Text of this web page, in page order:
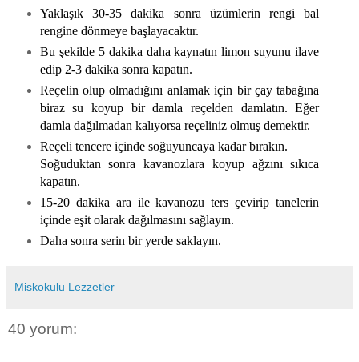
Yaklaşık 30-35 dakika sonra üzümlerin rengi bal
rengine dönmeye başlayacaktır.
Bu şekilde 5 dakika daha kaynatın limon suyunu ilave
edip 2-3 dakika sonra kapatın.
Reçelin olup olmadığını anlamak için bir çay tabağına
biraz su koyup bir damla reçelden damlatın. Eğer
damla dağılmadan kalıyorsa reçeliniz olmuş demektir.
Reçeli tencere içinde soğuyuncaya kadar bırakın.
Soğuduktan sonra kavanozlara koyup ağzını sıkıca
kapatın.
15-20 dakika ara ile kavanozu ters çevirip tanelerin
içinde eşit olarak dağılmasını sağlayın.
Daha sonra serin bir yerde saklayın.
Miskokulu Lezzetler
40 yorum: